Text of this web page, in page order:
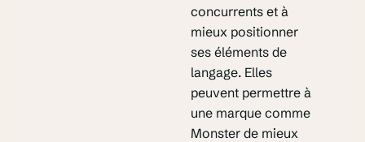
concurrents et à
mieux positionner
ses éléments de
langage. Elles
peuvent permettre à
une marque comme
Monster de mieux